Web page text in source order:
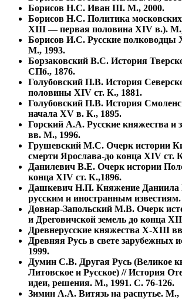
Борисов Н.С. Иван III. М., 2000.
Борисов Н.С. Политика московских
XIII — первая половина XIV в.).
Борисов И.С. Русские
М., 1993.
Борзаковский В.С. История
СПб., 1876.
Голубовский П.В. История
половины XIV ст. К., 1881.
Голубовский П.В. История
начала XV в. К., 1895.
Горский А.А. Русские княжества
вв. М., 1996.
Грушевский М.С. Очерк истории
смерти Ярослава-до конца XIV ст.
Данилевич В.Е. Очерк истории
конца XIV ст. К.,1896.
Дашкевич Н.П. Княжение Даниила
русским и иност­ранным
Довнар-Запольский М.В. Очерк
и Дреговичской земель до конца
Древнерусские княжества X-XIII
Древняя Русь в свете зарубежных
1999.
Думин С.В. Другая Русь (Великое
Литовское и Русское) // История
идеи, решения. М., 1991. С. 76-126.
Зимин А.А. Витязь на распутье. М.,